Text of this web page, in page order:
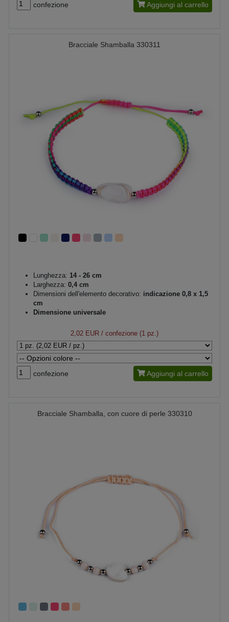
confezione Aggiungi al carrello
Bracciale Shamballa 330311
Lunghezza: 14 - 26 cm
Larghezza: 0,4 cm
Dimensioni dell'elemento decorativo: indicazione 0,8 x 1,5
cm
Dimensione universale
2,02 EUR / confezione (1 pz.)
confezione Aggiungi al carrello
Bracciale Shamballa, con cuore di perle 330310